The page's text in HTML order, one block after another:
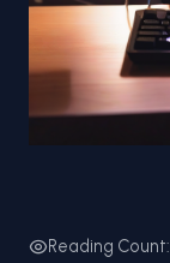
Reading Count: